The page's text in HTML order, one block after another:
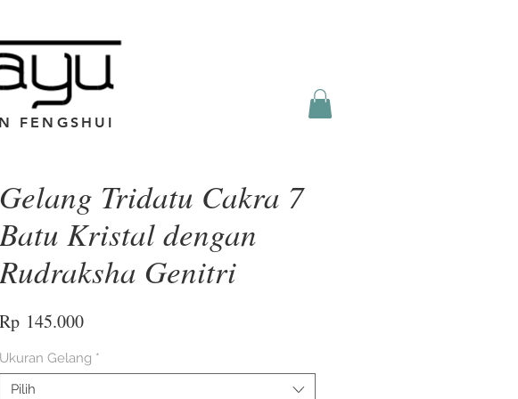
FENGSHUI
Gelang Tridatu Cakra 7
Batu Kristal dengan
Rudraksha Genitri
Rp 145.000Harga
Ukuran Gelang *
Pilih